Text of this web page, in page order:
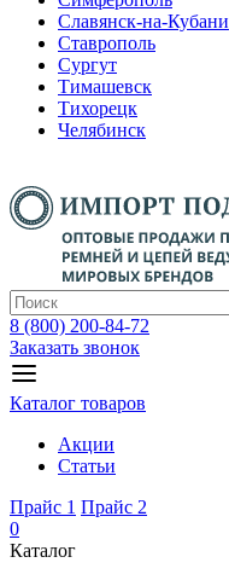
Славянск-на-Кубани
Ставрополь
Сургут
Тимашевск
Тихорецк
Челябинск
8 (800) 200-84-72
Заказать звонок
Каталог товаров
Акции
Статьи
Прайс 1 Прайс 2
0
Каталог